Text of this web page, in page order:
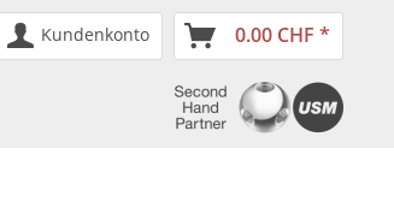
Kundenkonto 0.00 CHF *